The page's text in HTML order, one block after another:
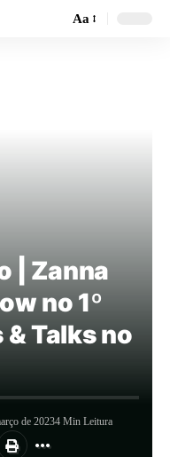
Aa
| Zanna
no 1º
Talks no
de 20234 Min Leitura